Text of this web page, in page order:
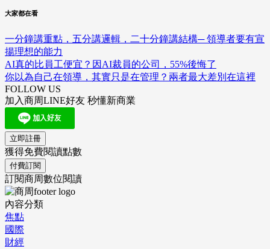
大家都在看
一分鐘講重點，五分講邏輯，二十分鐘講結構─ 領導者要有宣
揚理想的能力
AI真的比員工便宜？因AI裁員的公司，55%後悔了
你以為自己在領導，其實只是在管理？兩者最大差別在這裡
FOLLOW US
加入商周LINE好友 秒懂新商業
立即註冊
獲得免費閱讀點數
付費訂閱
訂閱商周數位閱讀
內容分類
焦點
國際
財經